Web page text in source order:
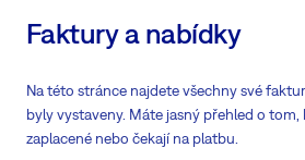
Faktury a nabídky
Na této stránce najdete všechny své
byly vystaveny. Máte jasný přehled o
zaplacené nebo čekají na platbu.